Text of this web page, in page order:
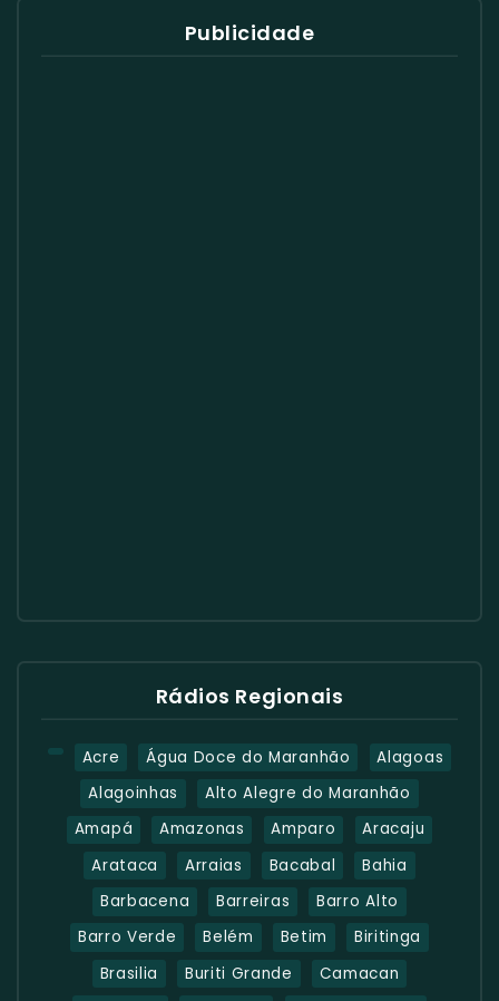
Publicidade
Rádios Regionais
Acre Água Doce do Maranhão
Alagoas
Alagoinhas
Alto Alegre do Maranhão
Amapá
Amazonas Amparo
Aracaju
Arataca
Arraias Bacabal
Bahia
Barbacena
Barreiras
Barro Alto
Barro Verde
Belém Betim
Biritinga
Brasilia
Buriti Grande
Camacan